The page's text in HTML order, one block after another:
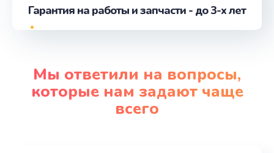
Замена оперативной памяти
от 1160 руб.
Замена экрана
от 1490 руб.
Заказать
Гарантия на работы и запчасти - до 3-х лет
Мы ответили на вопросы,
которые нам задают чаще
всего